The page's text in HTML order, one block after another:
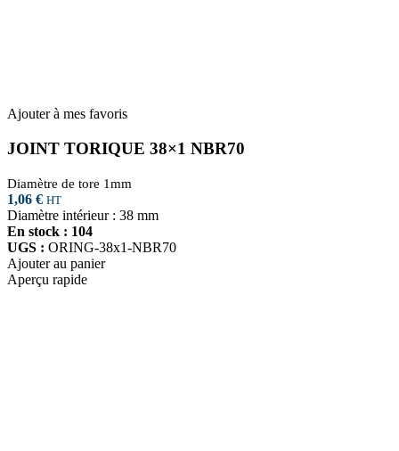
Ajouter à mes favoris
JOINT TORIQUE 38×1 NBR70
Diamètre de tore 1mm
1,06 € HT
Diamètre intérieur : 38 mm
En stock : 104
UGS : ORING-38x1-NBR70
Ajouter au panier
Aperçu rapide